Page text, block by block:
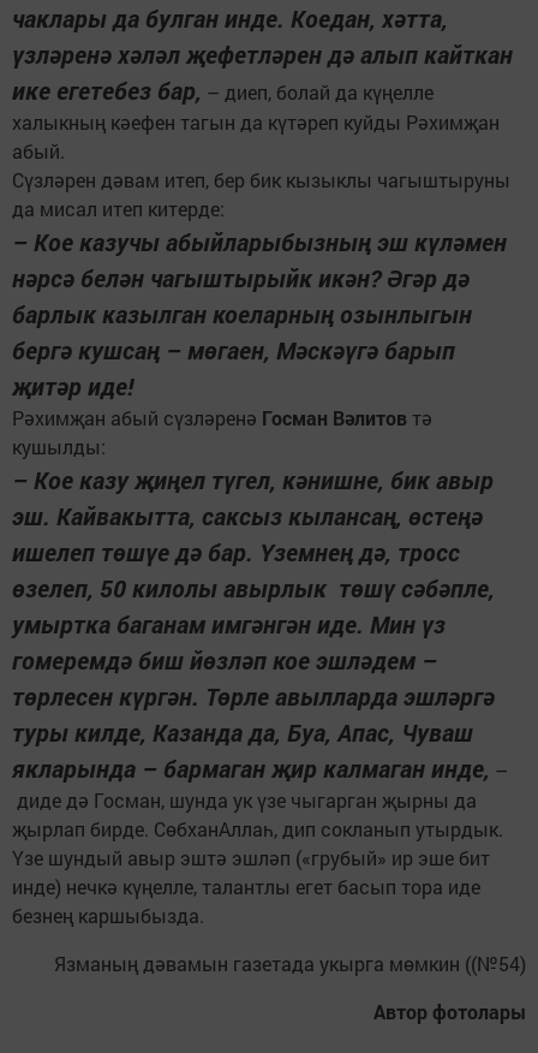
чаклары да булган инде. Коедан, хәтта,
үзләренә хәләл җефетләрен дә алып кайткан
ике егетебез бар, – диеп, болай да күңелле
халыкның кәефен тагын да күтәреп куйды Рәхимҗан
абый.
Сүзләрен дәвам итеп, бер бик кызыклы чагыштыруны
да мисал итеп китерде:
– Кое казучы абыйларыбыз­ның эш күләмен
нәрсә белән чагыштырыйк икән? Әгәр дә
барлык казылган коеларның озынлыгын
бергә кушсаң – мөгаен, Мәскәүгә барып
җитәр иде!
Рәхимҗан абый сүзләренә Госман Вәлитовтә
кушылды:
– Кое казу җиңел түгел, кәнишне, бик авыр
эш. Кайвакытта, саксыз кылансаң, өстеңә
ишелеп төшүе дә бар. Үземнең дә, тросс
өзелеп, 50 килолы авырлык төшү сәбәпле,
умыртка баганам имгәнгән иде. Мин үз
гомеремдә биш йөзләп кое эшләдем –
төрлесен күргән. Төрле авылларда эшләргә
туры килде, Казанда да, Буа, Апас, Чуваш
якларында – бармаган җир калмаган инде, –
диде дә Госман, шунда ук үзе чыгарган җырны да
җырлап бирде. СөбханАллаһ, дип сокланып утыр­дык.
Үзе шундый авыр эштә эшләп («грубый» ир эше бит
инде) нечкә күңелле, талантлы егет басып тора иде
безнең каршыбызда.
Язманың дәвамын газетада укырга мөмкин ((№54)
Автор фотолары